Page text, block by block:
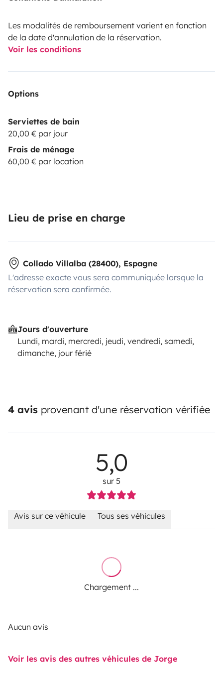
Les modalités de remboursement varient en fonction
de la date d'annulation de la réservation.
Voir les conditions
Options
Serviettes de bain
20,00 € par jour
Frais de ménage
60,00 € par location
Lieu de prise en charge
Collado Villalba (28400), Espagne
L'adresse exacte vous sera communiquée lorsque la
réservation sera confirmée.
Jours d'ouverture
Lundi, mardi, mercredi, jeudi, vendredi, samedi,
dimanche, jour férié
4 avis provenant d'une réservation vérifiée
5,0
sur 5
Avis sur ce véhicule Tous ses véhicules
Chargement ...
Aucun avis
Voir les avis des autres véhicules de Jorge